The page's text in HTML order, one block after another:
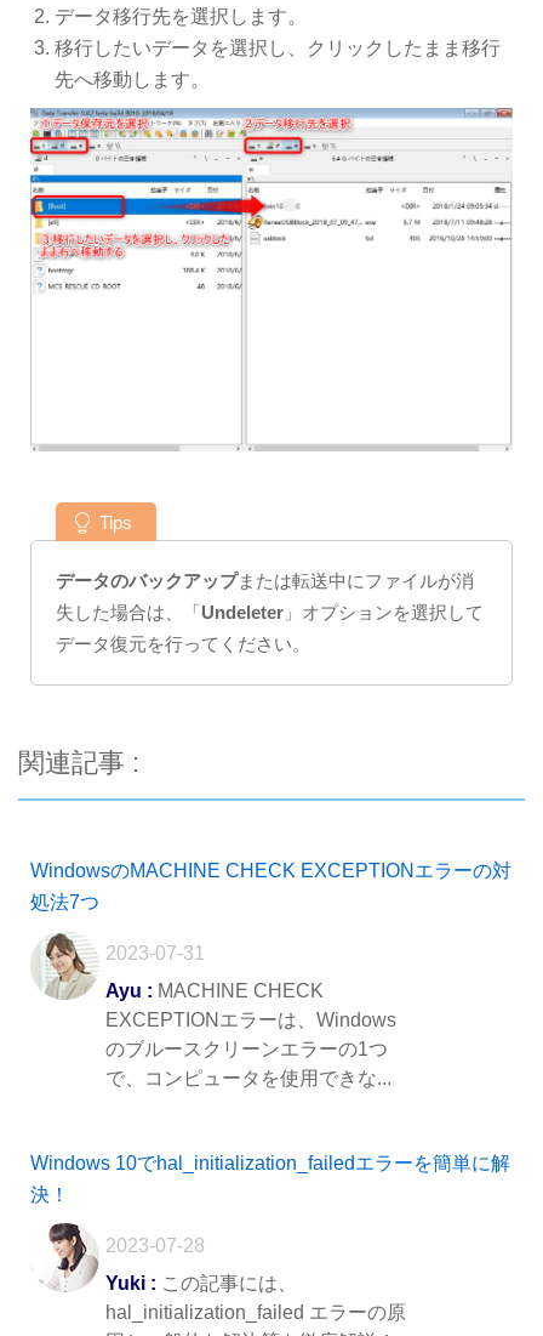
データ移行先を選択します。
移行したいデータを選択し、クリックしたまま移行
先へ移動します。
Tips
データのバックアップまたは転送中にファイルが消
失した場合は、「Undeleter 」オプションを選択して
データ復元を行ってください。
関連記事 :
WindowsのMACHINE CHECK EXCEPTIONエラーの対
処法7つ
2023-07-31
Ayu : MACHINE CHECK
EXCEPTIONエラーは、Windows
のブルースクリーンエラーの1つ
で、コンピュータを使用できな...
Windows 10でhal_initialization_failedエラーを簡単に解
決！
2023-07-28
Yuki : この記事には、
hal_initialization_failed エラーの原